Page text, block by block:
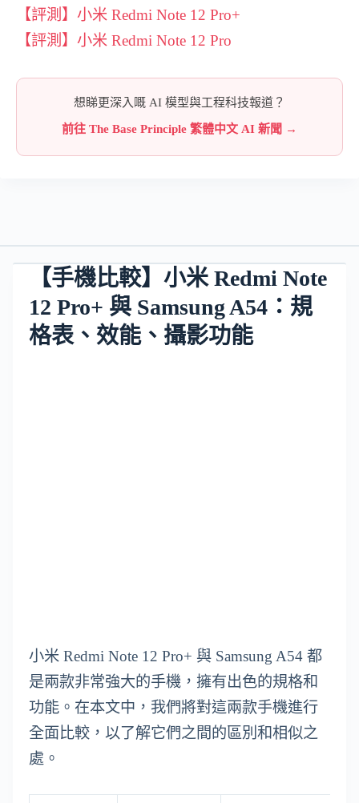
【評測】小米 Redmi Note 12 Pro+
【評測】小米 Redmi Note 12 Pro
想睇更深入嘅 AI 模型與工程科技報道？
前往 The Base Principle 繁體中文 AI 新聞 →
【手機比較】小米 Redmi Note
12 Pro+ 與 Samsung A54：規
格表、效能、攝影功能
小米 Redmi Note 12 Pro+ 與 Samsung A54 都
是兩款非常強大的手機，擁有出色的規格和
功能。在本文中，我們將對這兩款手機進行
全面比較，以了解它們之間的區別和相似之
處。